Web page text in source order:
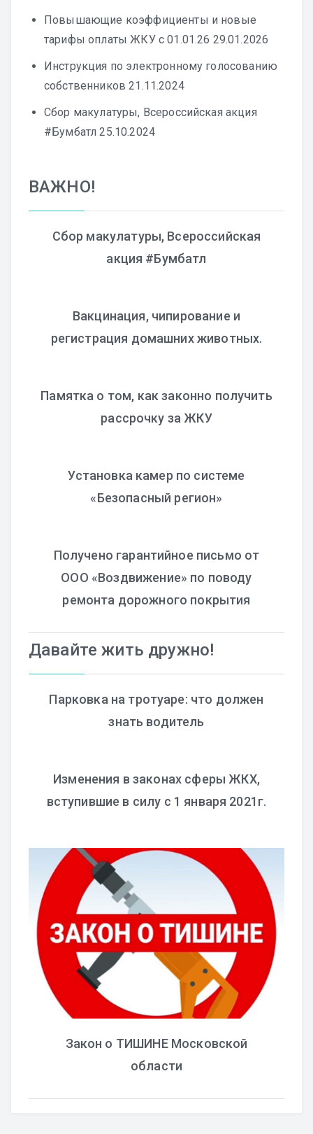
Повышающие коэффициенты и новые
тарифы оплаты ЖКУ с 01.01.26 29.01.2026
Инструкция по электронному голосованию
собственников 21.11.2024
Сбор макулатуры, Всероссийская акция
#Бумбатл 25.10.2024
ВАЖНО!
Сбор макулатуры, Всероссийская
акция #Бумбатл
Вакцинация, чипирование и
регистрация домашних животных.
Памятка о том, как законно получить
рассрочку за ЖКУ
Установка камер по системе
«Безопасный регион»
Получено гарантийное письмо от
ООО «Воздвижение» по поводу
ремонта дорожного покрытия
Давайте жить дружно!
Парковка на тротуаре: что должен
знать водитель
Изменения в законах сферы ЖКХ,
вступившие в силу с 1 января 2021г.
Закон о ТИШИНЕ Московской
области